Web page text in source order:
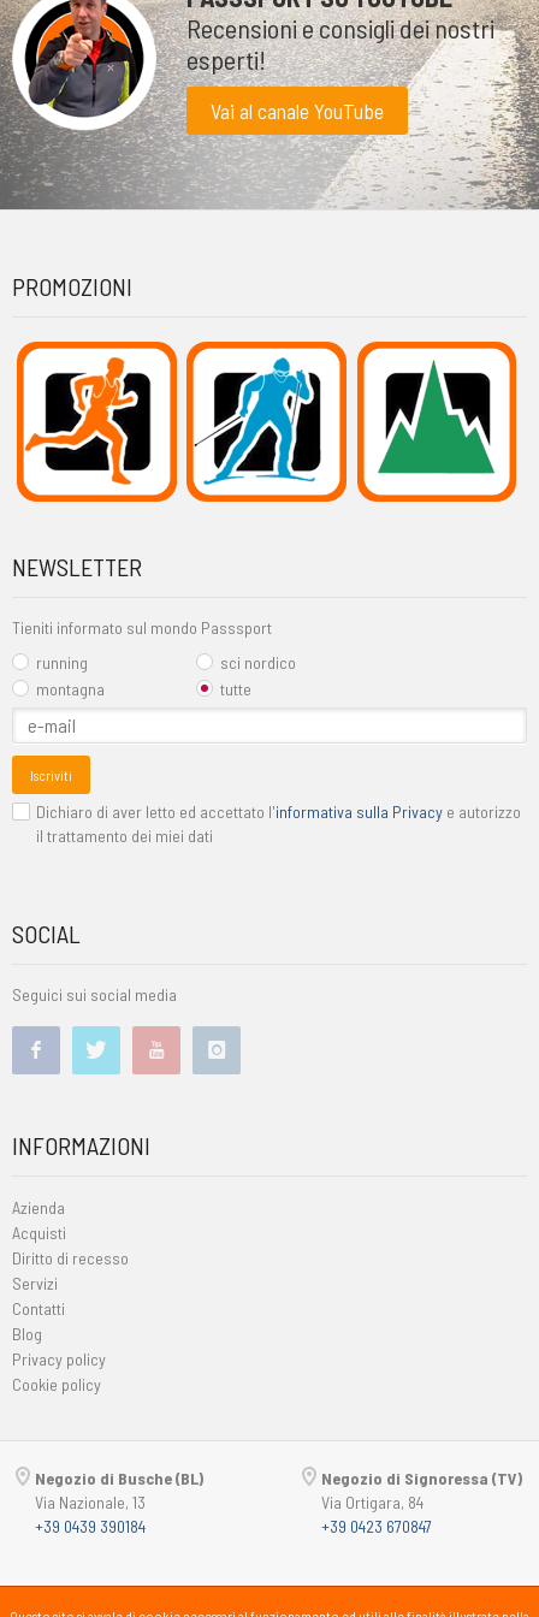
Recensioni e consigli dei nostri
esperti!
Vai al canale YouTube
PROMOZIONI
NEWSLETTER
Tieniti informato sul mondo Passsport
running
sci nordico
montagna
tutte
Iscriviti
Dichiaro di aver letto ed accettato l'informativa sulla Privacy e autorizzo
il trattamento dei miei dati
SOCIAL
Seguici sui social media
INFORMAZIONI
Azienda
Acquisti
Diritto di recesso
Servizi
Contatti
Blog
Privacy policy
Cookie policy
Negozio di Busche (BL)
Via Nazionale, 13
+39 0439 390184
Negozio di Signoressa (TV)
Via Ortigara, 84
+39 0423 670847